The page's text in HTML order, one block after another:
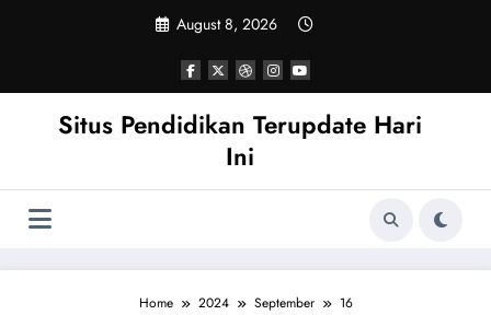
August 8, 2026
Situs Pendidikan Terupdate Hari
Ini
Home 2024 September 16